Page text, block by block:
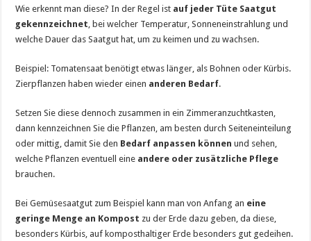
Wie erkennt man diese? In der Regel ist auf jeder Tüte Saatgut
gekennzeichnet , bei welcher Temperatur, Sonneneinstrahlung und
welche Dauer das Saatgut hat, um zu keimen und zu wachsen.
Beispiel: Tomatensaat benötigt etwas länger, als Bohnen oder Kürbis.
Zierpflanzen haben wieder einen anderen Bedarf.
Setzen Sie diese dennoch zusammen in ein Zimmeranzuchtkasten,
dann kennzeichnen Sie die Pflanzen, am besten durch Seiteneinteilung
oder mittig, damit Sie den Bedarf anpassen können und sehen,
welche Pflanzen eventuell eine andere oder zusätzliche Pflege
brauchen.
Bei Gemüsesaatgut zum Beispiel kann man von Anfang an eine
geringe Menge an Kompost zu der Erde dazu geben, da diese,
besonders Kürbis, auf komposthaltiger Erde besonders gut gedeihen.